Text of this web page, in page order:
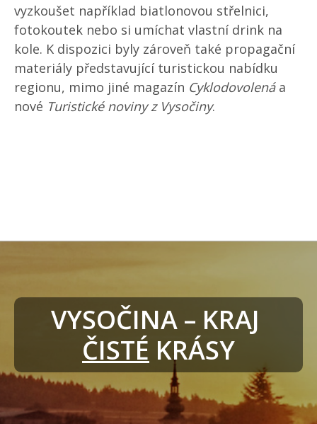
vyzkoušet například biatlonovou střelnici,
fotokoutek nebo si umíchat vlastní drink na
kole. K dispozici byly zároveň také propagační
materiály představující turistickou nabídku
regionu, mimo jiné magazín Cyklodovolenáa
nové Turistické noviny z Vysočiny.
VYSOČINA – KRAJ
ČISTÉ KRÁSY